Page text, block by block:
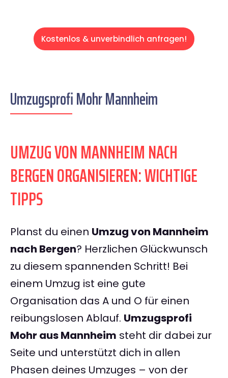
Kostenlos & unverbindlich anfragen!
Umzugsprofi Mohr Mannheim
UMZUG VON MANNHEIM NACH
BERGEN ORGANISIEREN: WICHTIGE
TIPPS
Planst du einen Umzug von Mannheim
nach Bergen? Herzlichen Glückwunsch
zu diesem spannenden Schritt! Bei
einem Umzug ist eine gute
Organisation das A und O für einen
reibungslosen Ablauf. Umzugsprofi
Mohr aus Mannheim steht dir dabei zur
Seite und unterstützt dich in allen
Phasen deines Umzuges – von der